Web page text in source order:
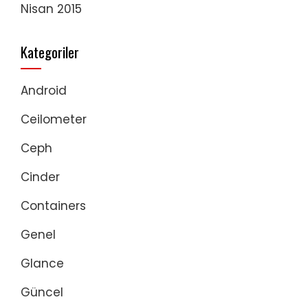
Nisan 2015
Kategoriler
Android
Ceilometer
Ceph
Cinder
Containers
Genel
Glance
Güncel